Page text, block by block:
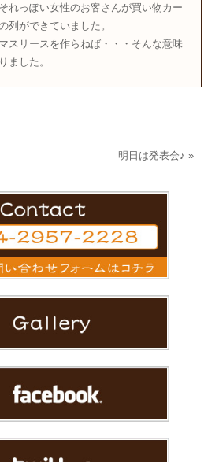
れっぽい女性のお客さんが買い物カー
列ができていました。
スリースを作らねば・・・そんな意味
ました。
明日は発表会♪ »